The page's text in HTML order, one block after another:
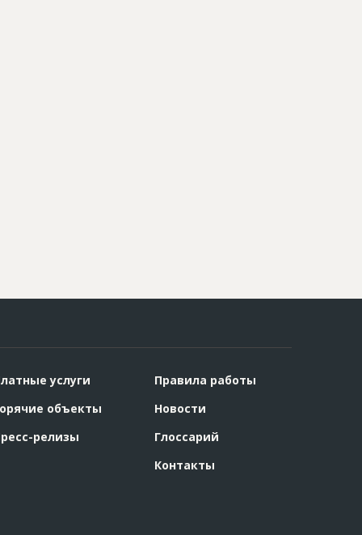
услуги
объекты
релизы
Правила работы
Новости
Глоссарий
Контакты